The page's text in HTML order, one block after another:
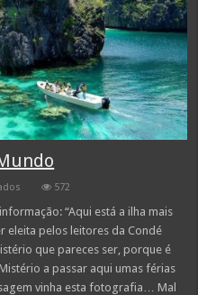
Ilha
mais
bonita
do
Mundo
572
“Aqui está a ilha mais
eleita pelos leitores da Condé
que pareces ser, porque é
a passar aqui umas férias
vinha esta fotografia… Mal